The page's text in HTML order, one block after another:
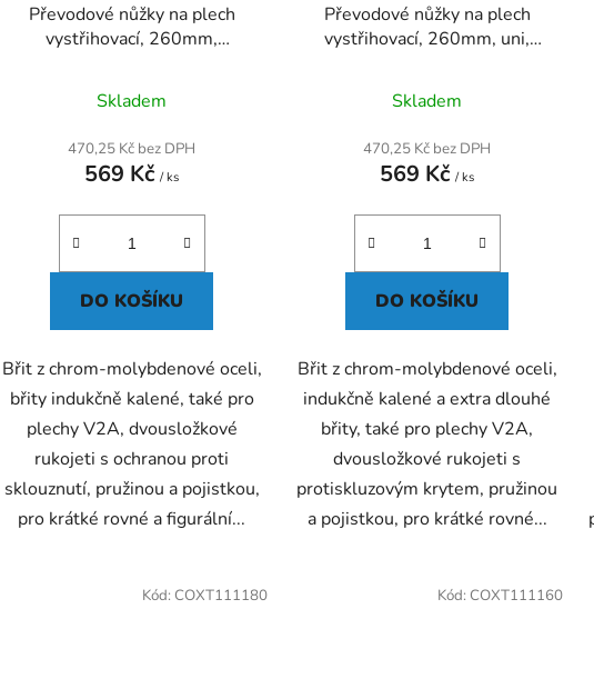
Převodové nůžky na plech
vystřihovací, 260mm,
Skladem
470,25 Kč bez DPH
569 Kč/ ks
DO KOŠÍKU
Břit z chrom-molybdenové oceli,
břity indukčně kalené, také pro
plechy V2A, dvousložkové
rukojeti s ochranou proti
sklouznutí, pružinou a pojistkou,
pro krátké rovné a figurální...
Převodové nůžky na plech
vystřihovací, 260mm, uni,
Skladem
470,25 Kč bez DPH
569 Kč/ ks
DO KOŠÍKU
Břit z chrom-molybdenové oceli,
indukčně kalené a extra dlouhé
břity, také pro plechy V2A,
dvousložkové rukojeti s
protiskluzovým krytem, pružinou
a pojistkou, pro krátké rovné...
Kód: COXT111180 Kód: COXT111160